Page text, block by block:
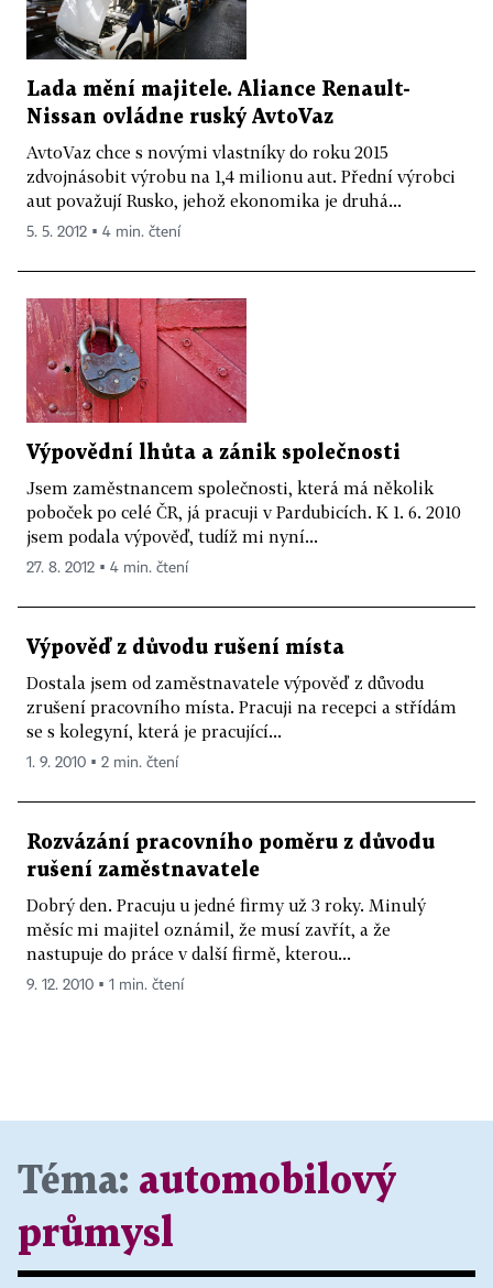
Lada mění majitele. Aliance Renault-
Nissan ovládne ruský AvtoVaz
AvtoVaz chce s novými vlastníky do roku 2015
zdvojnásobit výrobu na 1,4 milionu aut. Přední výrobci
aut považují Rusko, jehož ekonomika je druhá...
5. 5. 2012 ▪ 4 min. čtení
Výpovědní lhůta a zánik společnosti
Jsem zaměstnancem společnosti, která má několik
poboček po celé ČR, já pracuji v Pardubicích. K 1. 6. 2010
jsem podala výpověď, tudíž mi nyní...
27. 8. 2012 ▪ 4 min. čtení
Výpověď z důvodu rušení místa
Dostala jsem od zaměstnavatele výpověď z důvodu
zrušení pracovního místa. Pracuji na recepci a střídám
se s kolegyní, která je pracující...
1. 9. 2010 ▪ 2 min. čtení
Rozvázání pracovního poměru z důvodu
rušení zaměstnavatele
Dobrý den. Pracuju u jedné firmy už 3 roky. Minulý
měsíc mi majitel oznámil, že musí zavřít, a že
nastupuje do práce v další firmě, kterou...
9. 12. 2010 ▪ 1 min. čtení
Téma: automobilový
průmysl